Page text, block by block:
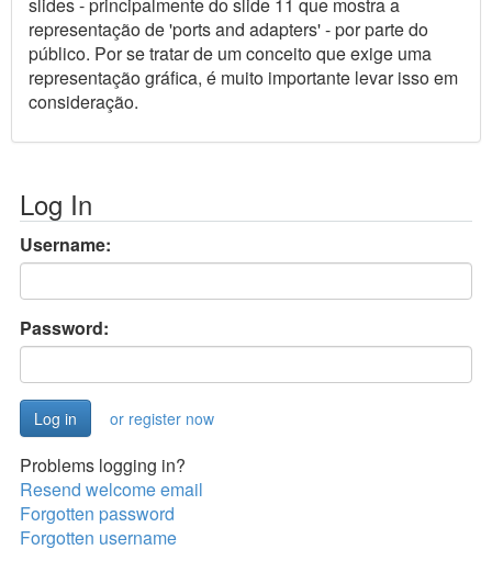
slides - principalmente do slide 11 que mostra a
representação de 'ports and adapters' - por parte do
público. Por se tratar de um conceito que exige uma
representação gráfica, é muito importante levar isso em
consideração.
Log In
Username:
Password:
or register now
Problems logging in?
Resend welcome email
Forgotten password
Forgotten username